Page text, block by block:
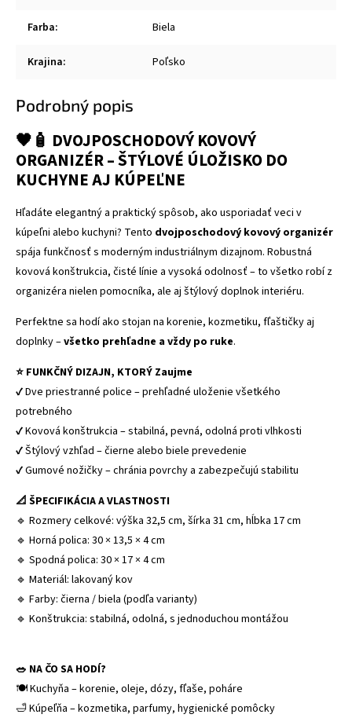
Farba: Biela
Krajina: Poľsko
Podrobný popis
🖤🧴 DVOJPOSCHODOVÝ KOVOVÝ
ORGANIZÉR – ŠTÝLOVÉ ÚLOŽISKO DO
KUCHYNE AJ KÚPEĽNE
Hľadáte elegantný a praktický spôsob, ako usporiadať veci v
kúpeľni alebo kuchyni? Tento dvojposchodový kovový organizér
spája funkčnosť s moderným industriálnym dizajnom. Robustná
kovová konštrukcia, čisté línie a vysoká odolnosť – to všetko robí z
organizéra nielen pomocníka, ale aj štýlový doplnok interiéru.
Perfektne sa hodí ako stojan na korenie, kozmetiku, fľaštičky aj
doplnky –všetko prehľadne a vždy po ruke.
⭐ FUNKČNÝ DIZAJN, KTORÝ Zaujme
✔ Dve priestranné police – prehľadné uloženie všetkého
potrebného
✔ Kovová konštrukcia – stabilná, pevná, odolná proti vlhkosti
✔ Štýlový vzhľad – čierne alebo biele prevedenie
✔ Gumové nožičky – chránia povrchy a zabezpečujú stabilitu
📐 ŠPECIFIKÁCIA A VLASTNOSTI
🔹 Rozmery celkové: výška 32,5 cm, šírka 31 cm, hĺbka 17 cm
🔹 Horná polica: 30 × 13,5 × 4 cm
🔹 Spodná polica: 30 × 17 × 4 cm
🔹 Materiál: lakovaný kov
🔹 Farby: čierna / biela (podľa varianty)
🔹 Konštrukcia: stabilná, odolná, s jednoduchou montážou
🥗 NA ČO SA HODÍ?
🍽️ Kuchyňa – korenie, oleje, dózy, fľaše, poháre
🛁 Kúpeľňa – kozmetika, parfumy, hygienické pomôcky